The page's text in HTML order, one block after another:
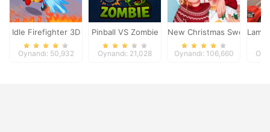
Idle Firefighter 3D
Oynandı: 50,932
Pinball VS Zombie
Oynandı: 21,028
New Christmas Sweater
Oynandı: 106,660